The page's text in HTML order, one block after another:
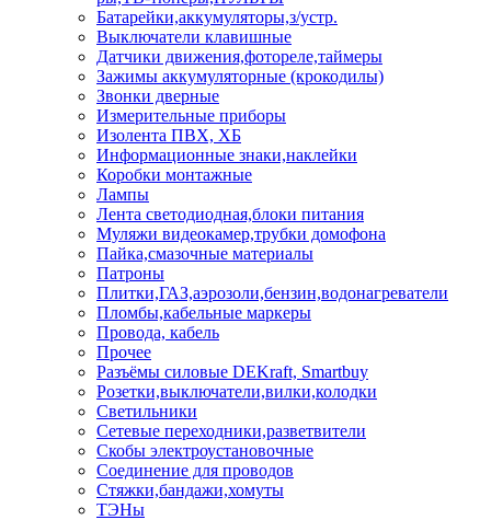
Батарейки,аккумуляторы,з/устр.
Выключатели клавишные
Датчики движения,фотореле,таймеры
Зажимы аккумуляторные (крокодилы)
Звонки дверные
Измерительные приборы
Изолента ПВХ, ХБ
Информационные знаки,наклейки
Коробки монтажные
Лампы
Лента светодиодная,блоки питания
Муляжи видеокамер,трубки домофона
Пайка,смазочные материалы
Патроны
Плитки,ГАЗ,аэрозоли,бензин,водонагреватели
Пломбы,кабельные маркеры
Провода, кабель
Прочее
Разъёмы силовые DEKraft, Smartbuy
Розетки,выключатели,вилки,колодки
Светильники
Сетевые переходники,разветвители
Скобы электроустановочные
Соединение для проводов
Стяжки,бандажи,хомуты
ТЭНы